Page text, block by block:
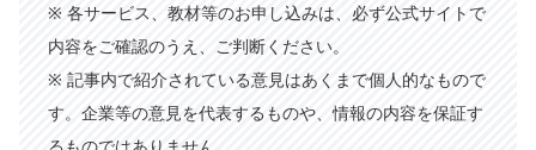
※ 各サービス、教材等のお申し込みは、必ず公式サイトで
内容をご確認のうえ、ご判断ください。
※ 記事内で紹介されている意見はあくまで個人的なもので
す。企業等の意見を代表するものや、情報の内容を保証す